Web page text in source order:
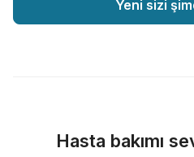
Yeni sizi
Hasta bakımı